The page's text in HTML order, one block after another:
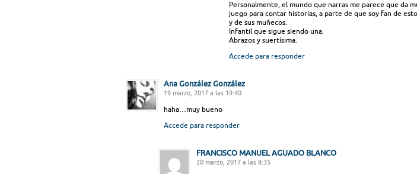
Personalmente, el mundo que narras me parece que da
juego para contar historias, a parte de que soy fan de
y de sus muñecos.
Infantil que sigue siendo una.
Abrazos y suertísima.
Accede para responder
Ana González González
19 marzo, 2017 a las 19:40
haha…muy bueno
Accede para responder
FRANCISCO MANUEL AGUADO BLANCO
20 marzo, 2017 a las 8:35